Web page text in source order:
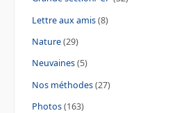
Lettre aux amis(8)
Nature(29)
Neuvaines(5)
Nos méthodes(27)
Photos(163)